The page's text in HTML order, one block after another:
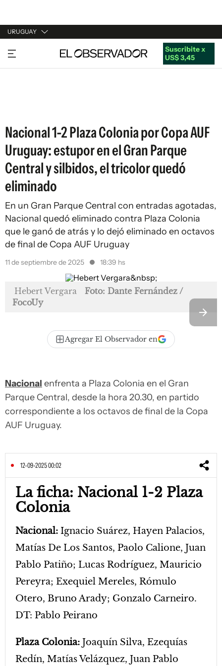
URUGUAY
URUGUAY
ARGENTINA
Suscribite x
US$ 3,45
Nacional 1-2 Plaza Colonia por Copa AUF
Uruguay: estupor en el Gran Parque
Central y silbidos, el tricolor quedó
eliminado
En un Gran Parque Central con entradas agotadas,
Nacional quedó eliminado contra Plaza Colonia
que le ganó de atrás y lo dejó eliminado en octavos
de final de Copa AUF Uruguay
11 de septiembre de 2025 18:39 hs
Hebert Vergara
Foto: Dante Fernández /
FocoUy
Agregar El Observador en
Nacional enfrenta a Plaza Colonia en el Gran
Parque Central, desde la hora 20.30, en partido
correspondiente a los octavos de final de la Copa
AUF Uruguay.
12-09-2025 00:02
La ficha: Nacional 1-2 Plaza
Colonia
Nacional: Ignacio Suárez, Hayen Palacios,
Matías De Los Santos, Paolo Calione, Juan
Pablo Patiño; Lucas Rodríguez, Mauricio
Pereyra; Exequiel Mereles, Rómulo
Otero, Bruno Arady; Gonzalo Carneiro.
DT: Pablo Peirano
Plaza Colonia: Joaquín Silva, Ezequías
Redín, Matías Velázquez, Juan Pablo